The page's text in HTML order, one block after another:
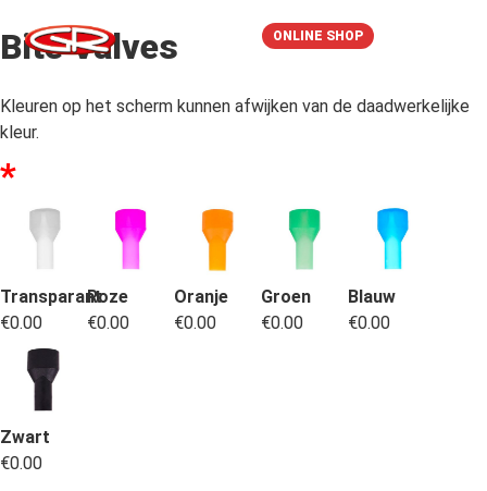
ONLINE SHOP
Bite Valves
Kleuren op het scherm kunnen afwijken van de daadwerkelijke
kleur.
*
Transparant
€0.00
Roze
€0.00
Oranje
€0.00
Groen
€0.00
Blauw
€0.00
Zwart
€0.00